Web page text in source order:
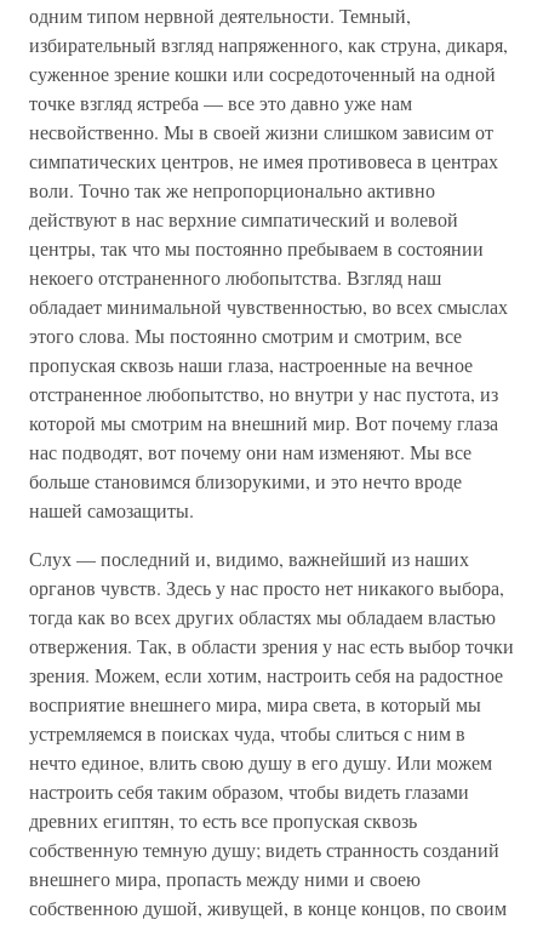
одним типом нервной деятельности. Темный,
избирательный взгляд напряженного, как струна, дикаря,
суженное зрение кошки или сосредоточенный на одной
точке взгляд ястреба — все это давно уже нам
несвойственно. Мы в своей жизни слишком зависим от
симпатических центров, не имея противовеса в центрах
воли. Точно так же непропорционально активно
действуют в нас верхние симпатический и волевой
центры, так что мы постоянно пребываем в состоянии
некоего отстраненного любопытства. Взгляд наш
обладает минимальной чувственностью, во всех смыслах
этого слова. Мы постоянно смотрим и смотрим, все
пропуская сквозь наши глаза, настроенные на вечное
отстраненное любопытство, но внутри у нас пустота, из
которой мы смотрим на внешний мир. Вот почему глаза
нас подводят, вот почему они нам изменяют. Мы все
больше становимся близорукими, и это нечто вроде
нашей самозащиты.
Слух — последний и, видимо, важнейший из наших
органов чувств. Здесь у нас просто нет никакого выбора,
тогда как во всех других областях мы обладаем властью
отвержения. Так, в области зрения у нас есть выбор точки
зрения. Можем, если хотим, настроить себя на радостное
восприятие внешнего мира, мира света, в который мы
устремляемся в поисках чуда, чтобы слиться с ним в
нечто единое, влить свою душу в его душу. Или можем
настроить себя таким образом, чтобы видеть глазами
древних египтян, то есть все пропуская сквозь
собственную темную душу; видеть странность созданий
внешнего мира, пропасть между ними и своею
собственною душой, живущей, в конце концов, по своим